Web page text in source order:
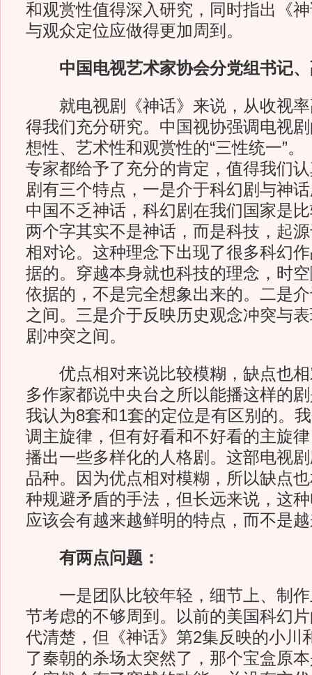
和观赏性值得深入研究，同时指出《
与观众定位应做得更加周到。
中国电视艺术家协会分党组书记、
就电视剧《神话》来说，从收视率
得我们充分研究。中国视协强调电视
想性、艺术性和观赏性的“三性统一”
专家都给予了充分的肯定，值得我们
剧有三个特点，一是介于科幻剧与神
中国不乏神话，科幻剧在我们国家是比
两个字其实不是神话，而是科技，起
相对论。这种理念下出现了很多科幻
据的。穿越本身就也科技的理念，时
依据的，不是完全想象出来的。二是
之间。三是介于反映历史观念冲突与
剧冲突之间。
优点相对来说比较模糊，缺点也相
多作家都说中央台之所以能播这样的
我认为8套和1套的定位是有区别的。
调主旋律，但有好看和不好看的主旋
播出一些多样化的人格剧。这部电视
品种。因为优点相对模糊，所以缺点
种规避矛盾的手法，但长远来说，这
应该会有越来越鲜明的特点，而不是
有两点问题：
一是团队比较年轻，细节上、制作
节考虑的不够周到。以前的美国科幻
代清楚，但《神话》第2集反映的小川
了秦朝的杀场太突然了，那个宝盒原